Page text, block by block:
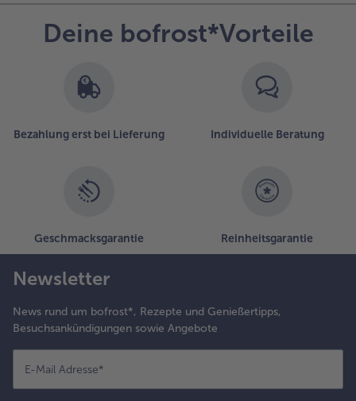
Deine bofrost*Vorteile
Bezahlung erst bei Lieferung Individuelle Beratung
Geschmacksgarantie Reinheitsgarantie
Newsletter
News rund um bofrost*, Rezepte und Genießertipps,
Besuchsankündigungen sowie Angebote
E-Mail Adresse*